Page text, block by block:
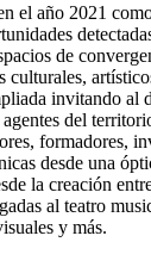
el año 2021
de
culturales,
invitando al
del
formadores,
desde una
la creación
al teatro
y más.